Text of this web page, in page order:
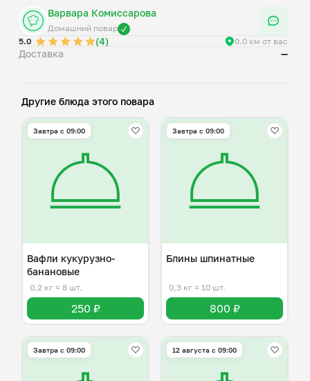
Варвара Комиссарова
Домашний повар
5.0
(4) 0.0 км от вас
Доставка —
Другие блюда этого повара
Завтра c 09:00
Вафли кукурузно-
банановые
0,2 кг ≈ 8 шт.
250 ₽
Завтра c 09:00
Блины шпинатные
0,3 кг ≈ 10 шт.
800 ₽
Завтра c 09:00 12 августа с 09:00